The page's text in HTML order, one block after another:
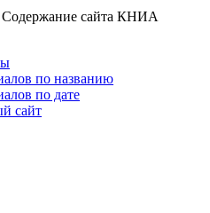
сайта КНИА
по названию
по дате
сайт